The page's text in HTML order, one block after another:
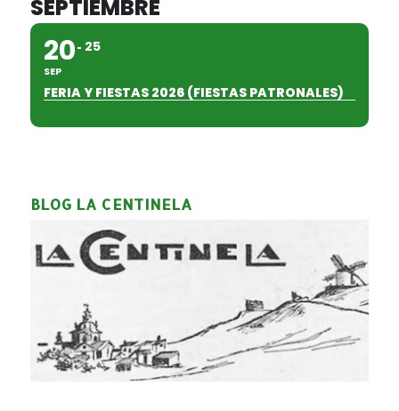
SEPTIEMBRE
20
SEP
25
FERIA Y FIESTAS 2026 (FIESTAS PATRONALES)
BLOG LA CENTINELA